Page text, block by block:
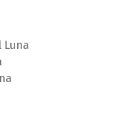
Luna